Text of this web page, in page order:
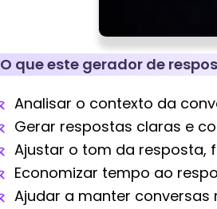
O que este gerador de
Analisar o contexto da
Gerar respostas claras e
Ajustar o tom da resposta,
Economizar tempo ao
Ajudar a manter conversas